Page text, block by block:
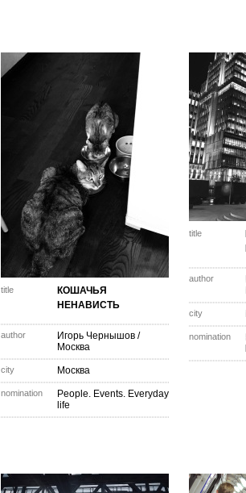
title
КОШАЧЬЯ
НЕНАВИСТЬ
author Игорь Чернышов /
Москва
city Москва
nomination
People. Events. Everyday
life
title
author
city
nomination